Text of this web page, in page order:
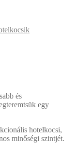
és
egy
hotelkocsi,
minőségi szintjét.